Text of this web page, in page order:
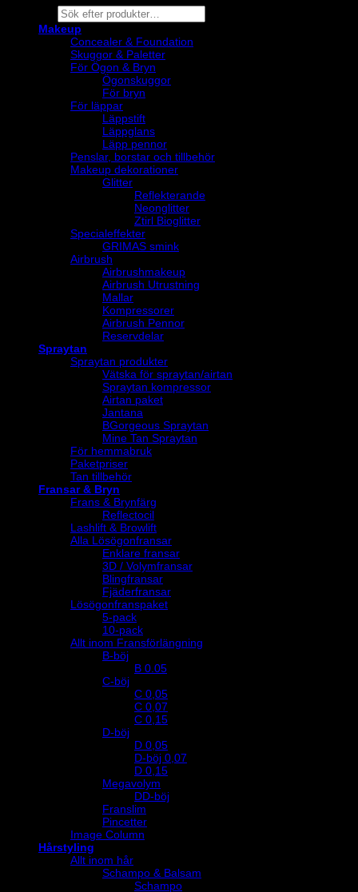
Products
search
Makeup
Concealer & Foundation
Skuggor & Paletter
För Ögon & Bryn
Ögonskuggor
För bryn
För läppar
Läppstift
Läppglans
Läpp pennor
Penslar, borstar och tillbehör
Makeup dekorationer
Glitter
Reflekterande
Neonglitter
Ztirl Bioglitter
Specialeffekter
GRIMAS smink
Airbrush
Airbrushmakeup
Airbrush Utrustning
Mallar
Kompressorer
Airbrush Pennor
Reservdelar
Spraytan
Spraytan produkter
Vätska för spraytan/airtan
Spraytan kompressor
Airtan paket
Jantana
BGorgeous Spraytan
Mine Tan Spraytan
För hemmabruk
Paketpriser
Tan tillbehör
Fransar & Bryn
Frans & Brynfärg
Reflectocil
Lashlift & Browlift
Alla Lösögonfransar
Enklare fransar
3D / Volymfransar
Blingfransar
Fjäderfransar
Lösögonfranspaket
5-pack
10-pack
Allt inom Fransförlängning
B-böj
B 0.05
C-böj
C 0,05
C 0,07
C 0,15
D-böj
D 0,05
D-böj 0,07
D 0,15
Megavolym
DD-böj
Franslim
Pincetter
Image Column
Hårstyling
Allt inom hår
Schampo & Balsam
Schampo